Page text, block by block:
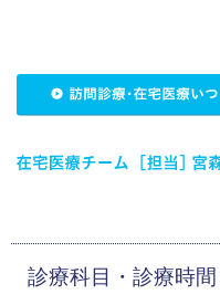
診療科目・診療時間